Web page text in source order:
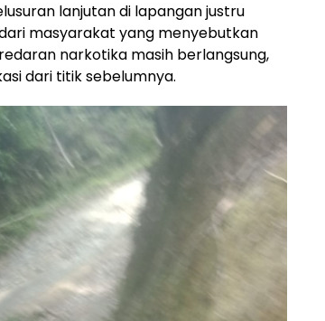
lanjutan di lapangan justru
masyarakat yang menyebutkan
narkotika masih berlangsung,
dari titik sebelumnya.